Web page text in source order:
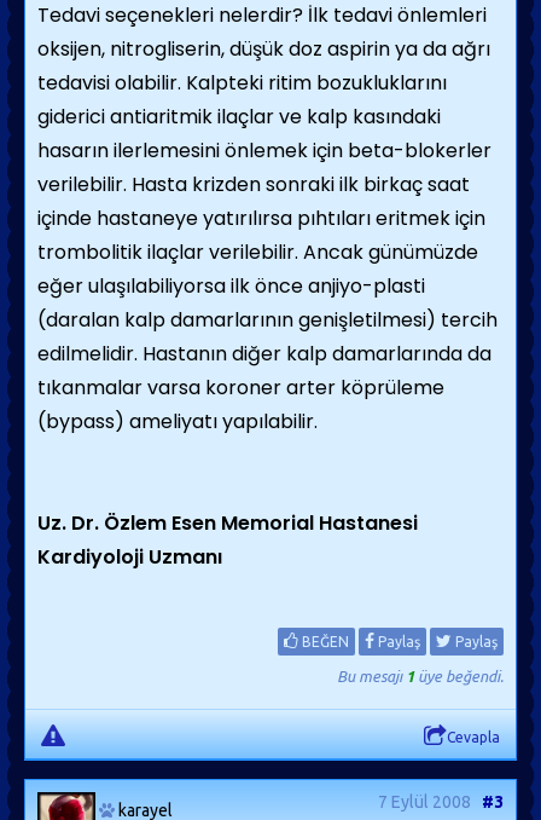
Tedavi seçenekleri nelerdir? İlk tedavi önlemleri
oksijen, nitrogliserin, düşük doz aspirin ya da ağrı
tedavisi olabilir. Kalpteki ritim bozukluklarını
giderici antiaritmik ilaçlar ve kalp kasındaki
hasarın ilerlemesini önlemek için beta-blokerler
verilebilir. Hasta krizden sonraki ilk birkaç saat
içinde hastaneye yatırılırsa pıhtıları eritmek için
trombolitik ilaçlar verilebilir. Ancak günümüzde
eğer ulaşılabiliyorsa ilk önce anjiyo-plasti
(daralan kalp damarlarının genişletilmesi) tercih
edilmelidir. Hastanın diğer kalp damarlarında da
tıkanmalar varsa koroner arter köprüleme
(bypass) ameliyatı yapılabilir.
Uz. Dr. Özlem Esen Memorial Hastanesi
Kardiyoloji Uzmanı
BEĞEN Paylaş Paylaş
Bu mesajı 1üye beğendi.
Cevapla
karayel 7 Eylül 2008 #3